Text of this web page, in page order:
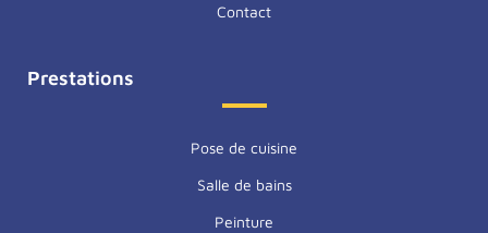
Contact
Prestations
Pose de cuisine
Salle de bains
Peinture